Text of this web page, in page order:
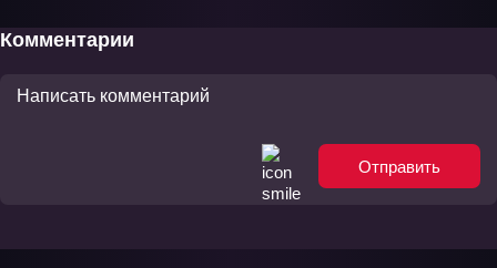
Комментарии
Отправить